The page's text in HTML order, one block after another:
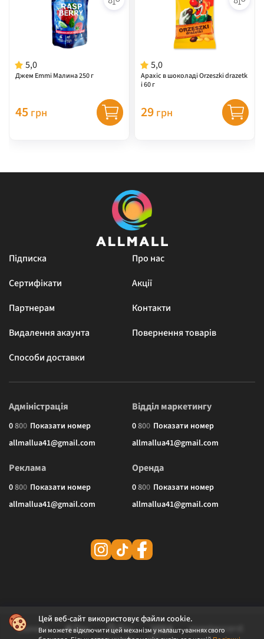
5,0
Джем Emmi Малина 250 г
45 грн
5,0
Арахіс в шоколаді Orzeszki drazetk
i 60 г
29 грн
Цей веб-сайт використовує файли cookie.
Ви можете відключити цей механізм у налаштуваннях свого
Підписка
Про нас
Сертифікати
Акції
Партнерам
Контакти
Видалення акаунта
Повернення товарів
Способи доставки
Адміністрація
0800 Показати номер
allmallua41@gmail.com
Відділ маркетингу
0800 Показати номер
allmallua41@gmail.com
Реклама
0800 Показати номер
allmallua41@gmail.com
Оренда
0800 Показати номер
allmallua41@gmail.com